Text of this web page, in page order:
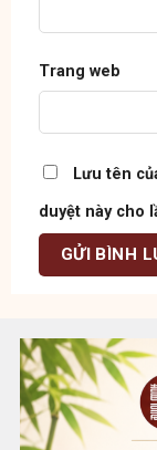
Trang web
Lưu tên
duyệt này cho